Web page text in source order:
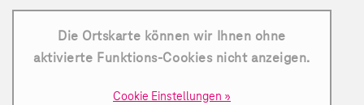
Die Ortskarte können wir Ihnen ohne
aktivierte Funktions-Cookies nicht anzeigen.
Cookie Einstellungen »